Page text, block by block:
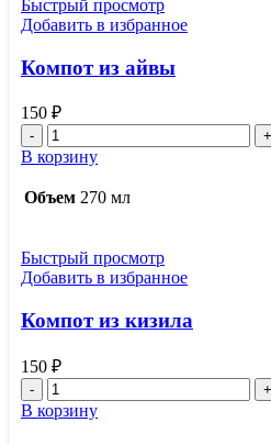
Быстрый просмотр
Добавить в избранное
Компот из айвы
150 ₽
Количество
товара
Компот
из
В корзину
Объем 270 мл
Быстрый просмотр
Добавить в избранное
Компот из кизила
150 ₽
Количество
товара
Компот
В корзину